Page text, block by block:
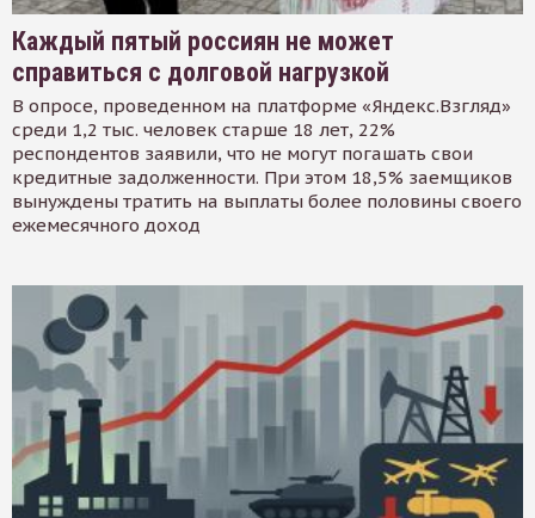
Каждый пятый россиян не может
справиться с долговой нагрузкой
В опросе, проведенном на платформе «Яндекс.Взгляд»
среди 1,2 тыс. человек старше 18 лет, 22%
респондентов заявили, что не могут погашать свои
кредитные задолженности. При этом 18,5% заемщиков
вынуждены тратить на выплаты более половины своего
ежемесячного доход